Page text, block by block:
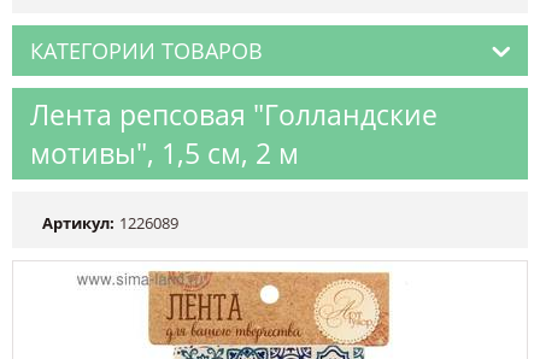
КАТЕГОРИИ ТОВАРОВ
Лента репсовая "Голландские
мотивы", 1,5 см, 2 м
Артикул: 1226089